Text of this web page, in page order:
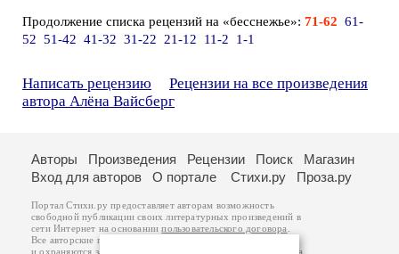
Продолжение списка рецензий на «бесснежье»: 71-62 61-
52 51-42 41-32 31-22 21-12 11-2 1-1
Написать рецензию
Рецензии на все произведения
автора Алёна Вайсберг
Авторы Произведения Рецензии Поиск
Магазин
Вход для авторов
О портале Стихи.ру Проза.ру
Портал Стихи.ру предоставляет авторам возможность
свободной публикации своих литературных произведений в
сети Интернет на основаниипользовательского договора
Все авторские права на произведения принадлежат авторам
и охраняются законом . Перепечатка произведений возможна